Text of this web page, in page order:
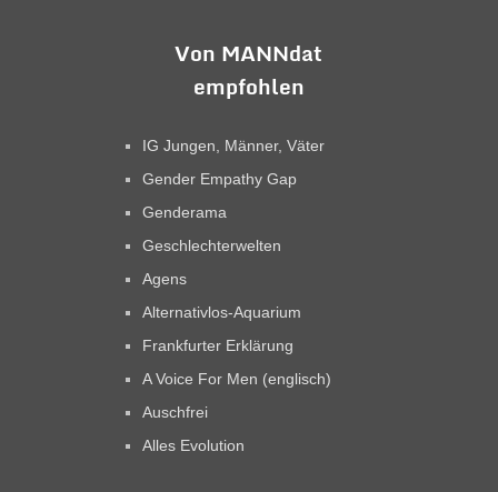
Von MANNdat
empfohlen
IG Jungen, Männer, Väter
Gender Empathy Gap
Genderama
Geschlechterwelten
Agens
Alternativlos-Aquarium
Frankfurter Erklärung
A Voice For Men (englisch)
Auschfrei
Alles Evolution